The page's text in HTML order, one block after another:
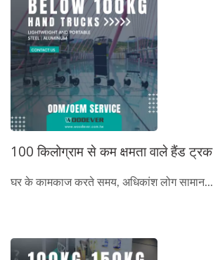
100 किलोग्राम से कम क्षमता वाले हैंड ट्रक
घर के कामकाज करते समय, अधिकांश लोग सामान...